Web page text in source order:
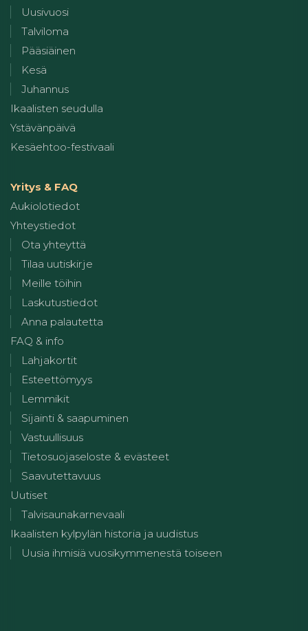
Uusivuosi
Talviloma
Pääsiäinen
Kesä
Juhannus
Ikaalisten seudulla
Ystävänpäivä
Kesäehtoo-festivaali
Yritys & FAQ
Aukiolotiedot
Yhteystiedot
Ota yhteyttä
Tilaa uutiskirje
Meille töihin
Laskutustiedot
Anna palautetta
FAQ & info
Lahjakortit
Esteettömyys
Lemmikit
Sijainti & saapuminen
Vastuullisuus
Tietosuojaseloste & evästeet
Saavutettavuus
Uutiset
Talvisaunakarnevaali
Ikaalisten kylpylän historia ja uudistus
Uusia ihmisiä vuosikymmenestä toiseen